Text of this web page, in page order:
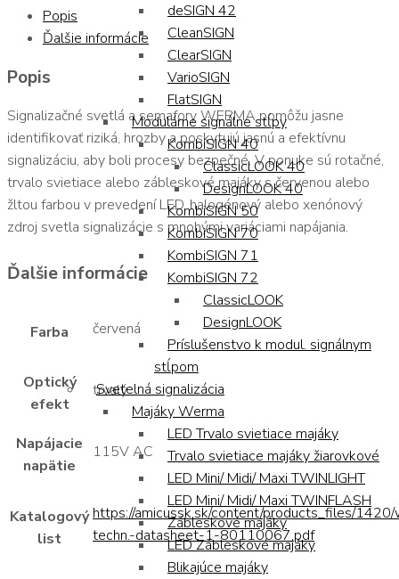
deSIGN 42
CleanSIGN
ClearSIGN
VarioSIGN
FlatSIGN
Modulárne signálne stĺpy
KombiSIGN 40
ClassicLOOK 40
DesignLOOK 40
KombiSIGN 50
KombiSIGN 70
KombiSIGN 71
KombiSIGN 72
ClassicLOOK
DesignLOOK
Príslušenstvo k modul. signálnym
stĺpom
Svetelná signalizácia
Majáky Werma
LED Trvalo svietiace majáky
Trvalo svietiace majáky žiarovkové
LED Mini/ Midi/ Maxi TWINLIGHT
LED Mini/ Midi/ Maxi TWINFLASH
Zábleskové majáky
LED Zábleskové majáky
Blikajúce majáky
Popis
Ďalšie informácie
Popis
Signalizačné svetlá a semafory WERMA pomôžu jasne
identifikovať riziká, hrozby a poskytujú jasnú a efektívnu
signalizáciu, aby boli procesy bezpečné. V ponuke sú rotačné,
trvalo svietiace alebo zábleskové majáky s červenou alebo
žltou farbou v prevedení LED, halogénový alebo xenónový
zdroj svetla signalizácie s mnohými variáciami napájania.
Ďalšie informácie
Farba červená
Optický
efekt
trvalý
Napájacie
napätie
115V AC
Katalogový
list
https://amicussk.sk/content/products_files/
techn.-datasheet-1-80110067.pdf